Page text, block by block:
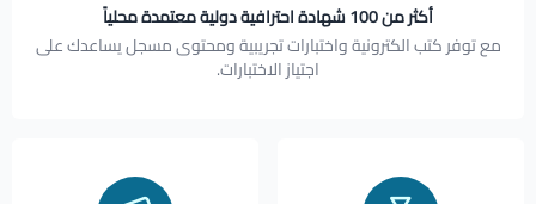
أكثر من 100 شهادة احترافية دولية معتمدة محلياً
مع توفر كتب الكترونية واختبارات تجريبية ومحتوى مسجل يساعدك على
اجتياز الاختبارات.